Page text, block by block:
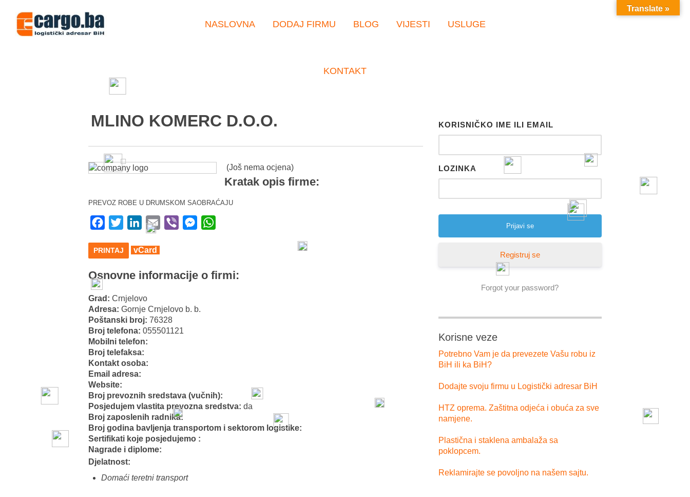
NASLOVNA DODAJ FIRMU BLOG VIJESTI USLUGE
KONTAKT
MLINO KOMERC D.O.O.
(Još nema ocjena)
Kratak opis firme:
PREVOZ ROBE U DRUMSKOM SAOBRAĆAJU
Facebook
TwitterLinkedIn
Email Viber Messenger
PRINTAJ vCard
Osnovne informacije o firmi:
Grad: Crnjelovo
Adresa: Gornje Crnjelovo b. b.
Poštanski broj: 76328
Broj telefona: 055501121
Mobilni telefon:
Broj telefaksa:
Kontakt osoba:
Email adresa:
Website:
Broj prevoznih sredstava (vučnih):
Posjedujem vlastita prevozna sredstva: da
Broj zaposlenih radnika:
Broj godina bavljenja transportom i sektorom logistike:
Sertifikati koje posjedujemo :
Nagrade i diplome:
Djelatnost:
Domaći teretni transport
KORISNIČKO IME ILI EMAIL
LOZINKA
Registruj se
Forgot your password?
Korisne veze
Potrebno Vam je da prevezete Vašu robu iz
BiH ili ka BiH?
Dodajte svoju firmu u Logistički adresar BiH
HTZ oprema. Zaštitna odjeća i obuća za sve
namjene.
Plastična i staklena ambalaža sa
poklopcem.
Reklamirajte se povoljno na našem sajtu.
Translate »